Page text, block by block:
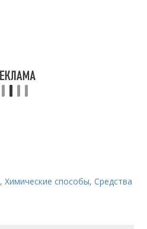
,Химические способы,Средства